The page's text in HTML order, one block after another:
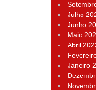
Julho
Junho
Maio
Abril
Janeiro